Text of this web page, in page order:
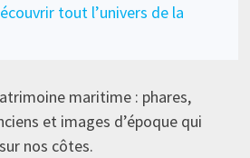
tout l’univers de la
maritime : phares,
et images d’époque qui
nos côtes.